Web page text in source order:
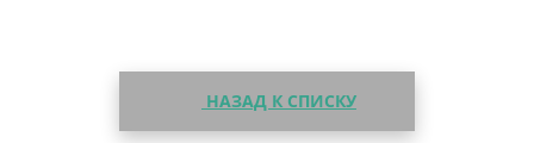
НАЗАД К СПИСКУ